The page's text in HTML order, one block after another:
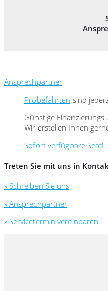
Ansprechpartner
Probefahrten sind
Günstige Finanzierungs
Wir erstellen Ihnen
Sofort verfügbare Seat!
Treten Sie mit uns in
» Schreiben Sie uns
» Ansprechpartner
» Servicetermin vereinbaren